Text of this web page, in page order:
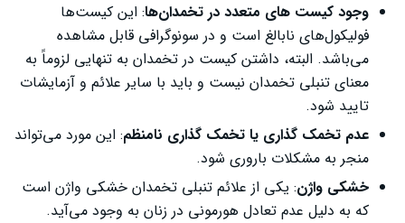
وجود کیست های متعدد در تخمدان‌ها: این کیست‌ها
فولیکول‌های نابالغ است و در سونوگرافی قابل مشاهده
می‌باشد. البته، داشتن کیست در تخمدان به تنهایی لزوماً به
معنای تنبلی تخمدان نیست و باید با سایر علائم و آزمایشات
تایید شود.
عدم تخمک گذاری یا تخمک گذاری نامنظم: این مورد می‌تواند
منجر به مشکلات باروری شود.
خشکی واژن: یکی از علائم تنبلی تخمدان خشکی واژن است
که به دلیل عدم تعادل هورمونی در زنان به وجود می‌آید.